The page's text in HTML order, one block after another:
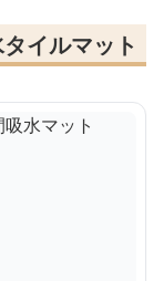
イルマット